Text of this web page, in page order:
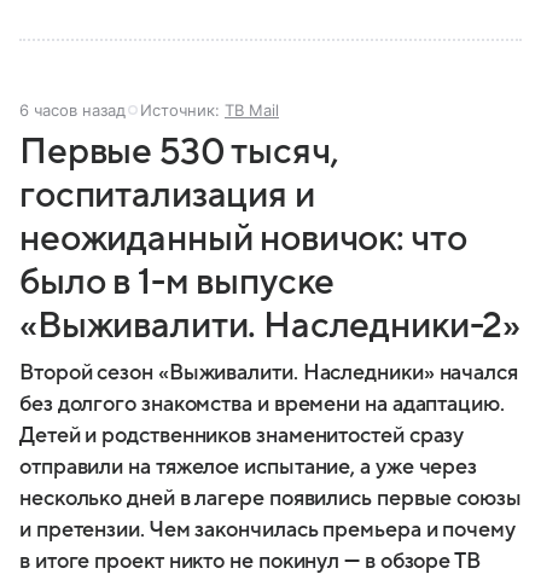
6 часов назад Источник: ТВ Mail
Первые 530 тысяч,
госпитализация и
неожиданный новичок: что
было в 1-м выпуске
«Выживалити. Наследники-2»
Второй сезон «Выживалити. Наследники» начался
без долгого знакомства и времени на адаптацию.
Детей и родственников знаменитостей сразу
отправили на тяжелое испытание, а уже через
несколько дней в лагере появились первые союзы
и претензии. Чем закончилась премьера и почему
в итоге проект никто не покинул — в обзоре ТВ